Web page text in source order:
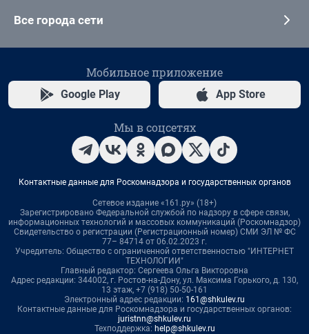
Все города сети
Мобильное приложение
Google Play App Store
Мы в соцсетях
Контактные данные для Роскомнадзора и государственных органов
Сетевое издание «161.ру» (18+)
Зарегистрировано Федеральной службой по надзору в сфере связи,
информационных технологий и массовых коммуникаций (Роскомнадзор)
Свидетельство о регистрации (Регистрационный номер) СМИ ЭЛ № ФС
77– 84714 от 06.02.2023 г.
Учредитель: Общество с ограниченной ответственностью "ИНТЕРНЕТ
ТЕХНОЛОГИИ"
Главный редактор: Сергеева Ольга Викторовна
Адрес редакции: 344002, г. Ростов-на-Дону, ул. Максима Горького, д. 130,
13 этаж, +7 (918) 50-50-161
Электронный адрес редакции: 161@shkulev.ru
Контактные данные для Роскомнадзора и государственных органов:
juristnn@shkulev.ru
Техподдержка: help@shkulev.ru